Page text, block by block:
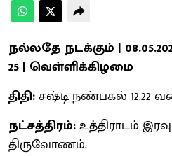
நல்லதே நடக்கும் |
25 | வெள்ளிக்கிழமை
திதி:சஷ்டி நண்பகல் 12.22
நட்சத்திரம்:உத்திராடம்
திருவோணம்.